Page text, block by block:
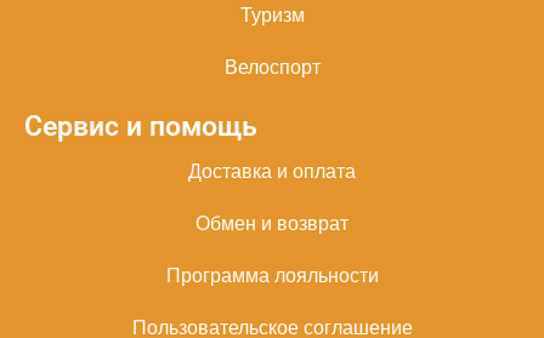
Туризм
Велоспорт
Сервис и помощь
Доставка и оплата
Обмен и возврат
Программа лояльности
Пользовательское соглашение